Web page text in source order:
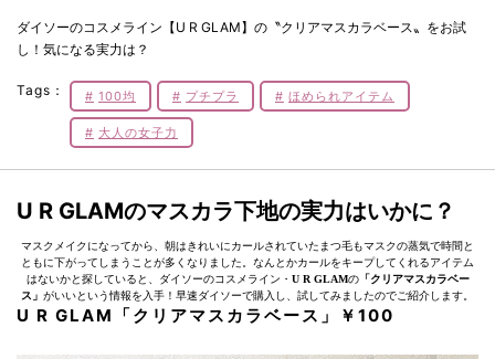
ダイソーのコスメライン【U R GLAM】の〝クリアマスカラベース〟をお試
し！気になる実力は？
Tags： 100均 プチプラ ほめられアイテム
大人の女子力
U R GLAMのマスカラ下地の実力はいかに？
マスクメイクになってから、朝はきれいにカールされていたまつ毛もマスクの蒸気で時間と
ともに下がってしまうことが多くなりました。なんとかカールをキープしてくれるアイテム
はないかと探していると、ダイソーのコスメライン・ U R GLAMの「クリアマスカラベー
ス」 がいいという情報を入手！早速ダイソーで購入し、試してみましたのでご紹介します。
U R GLAM「クリアマスカラベース」￥100